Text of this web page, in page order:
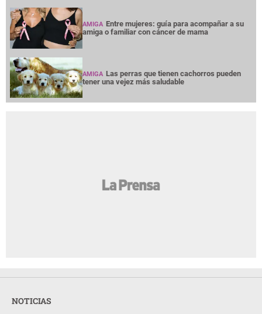
AMIGA Entre mujeres: guía para acompañar a su
amiga o familiar con cáncer de mama
AMIGA Las perras que tienen cachorros pueden
tener una vejez más saludable
NOTICIAS